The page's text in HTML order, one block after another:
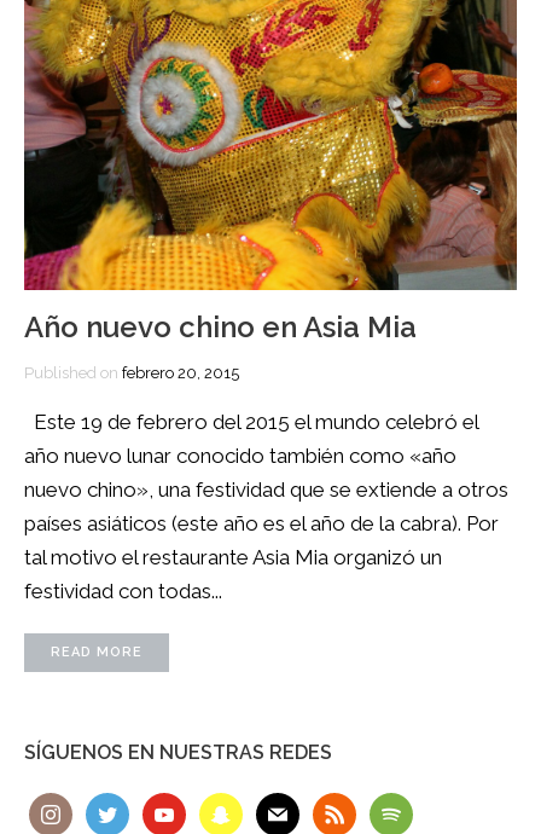
Año nuevo chino en Asia Mia
Published on febrero 20, 2015
Este 19 de febrero del 2015 el mundo celebró el
año nuevo lunar conocido también como «año
nuevo chino», una festividad que se extiende a otros
países asiáticos (este año es el año de la cabra). Por
tal motivo el restaurante Asia Mia organizó un
festividad con todas...
READ MORE
SÍGUENOS EN NUESTRAS REDES